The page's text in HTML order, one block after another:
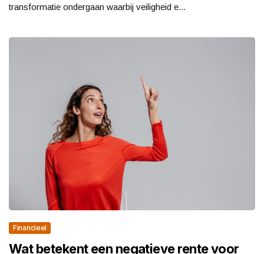
transformatie ondergaan waarbij veiligheid e...
Financieel
Wat betekent een negatieve rente voor